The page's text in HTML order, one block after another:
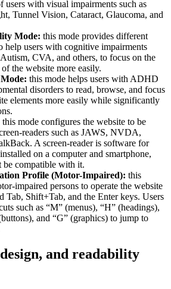
users with visual impairments such as
Tunnel Vision, Cataract, Glaucoma, and
Mode: this mode provides different
help users with cognitive impairments
CVA, and others, to focus on the
the website more easily.
this mode helps users with ADHD
disorders to read, browse, and focus
elements more easily while significantly
this mode configures the website to be
readers such as JAWS, NVDA,
A screen-reader is software for
on a computer and smartphone,
be compatible with it.
Profile (Motor-Impaired): this
impaired persons to operate the website
Tab, Shift+Tab, and the Enter keys. Users
such as “M” (menus), “H” (headings),
and “G” (graphics) to jump to
and readability